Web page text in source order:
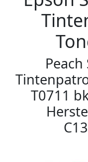
Peach
T0711